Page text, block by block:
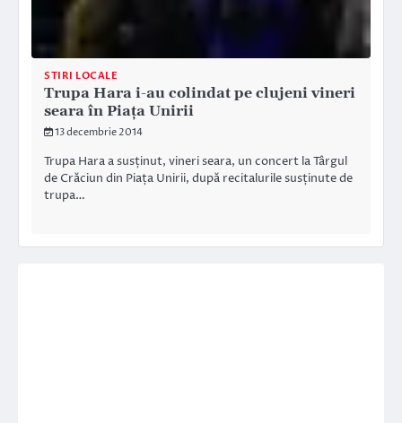
STIRI LOCALE
Trupa Hara i-au colindat pe clujeni vineri
seara în Piața Unirii
13 decembrie 2014
Trupa Hara a susținut, vineri seara, un concert la Târgul
de Crăciun din Piața Unirii, după recitalurile susținute de
trupa…